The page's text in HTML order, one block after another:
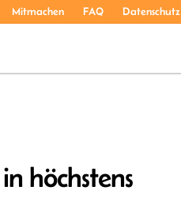
Mitmachen FAQ Datenschutz
höchstens